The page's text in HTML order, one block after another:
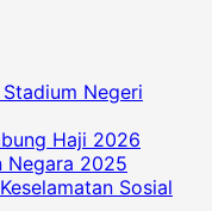
Negeri
Haji 2026
Negara 2025
Sosial